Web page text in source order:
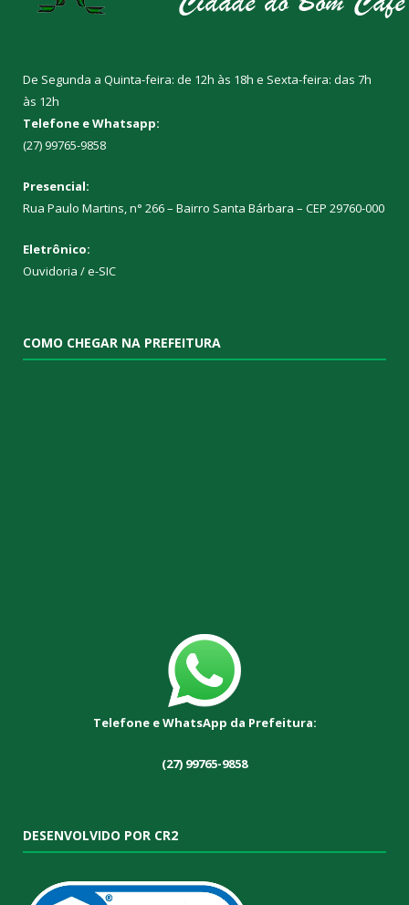
De Segunda a Quinta-feira: de 12h às 18h e Sexta-feira: das 7h
às 12h
Telefone e Whatsapp:
(27) 99765-9858
Presencial:
Rua Paulo Martins, n° 266 – Bairro Santa Bárbara – CEP 29760-000
Eletrônico:
Ouvidoria /e-SIC
COMO CHEGAR NA PREFEITURA
Telefone e WhatsApp da Prefeitura:
(27) 99765-9858
DESENVOLVIDO POR CR2